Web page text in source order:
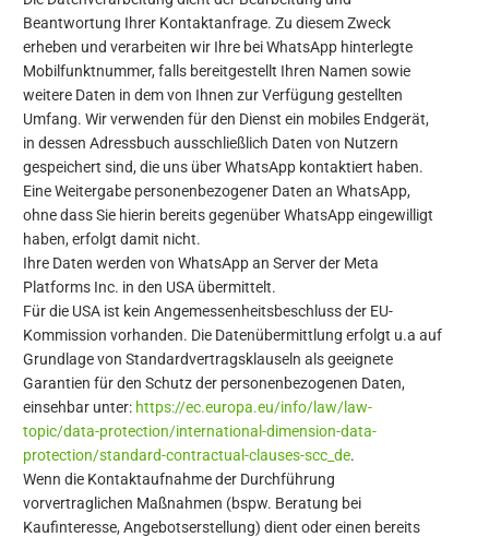
Beantwortung Ihrer Kontaktanfrage. Zu diesem Zweck
erheben und verarbeiten wir Ihre bei WhatsApp hinterlegte
Mobilfunktnummer, falls bereitgestellt Ihren Namen sowie
weitere Daten in dem von Ihnen zur Verfügung gestellten
Umfang. Wir verwenden für den Dienst ein mobiles Endgerät,
in dessen Adressbuch ausschließlich Daten von Nutzern
gespeichert sind, die uns über WhatsApp kontaktiert haben.
Eine Weitergabe personenbezogener Daten an WhatsApp,
ohne dass Sie hierin bereits gegenüber WhatsApp eingewilligt
haben, erfolgt damit nicht.
Ihre Daten werden von WhatsApp an Serverder Meta
Platforms Inc. in den USA übermittelt.
Für die USA ist kein Angemessenheitsbeschluss der EU-
Kommission vorhanden. Die Datenübermittlung erfolgt u.a auf
Grundlage von Standardvertragsklauseln als geeignete
Garantien für den Schutz der personenbezogenen Daten,
einsehbar unter: https://ec.europa.eu/info/law/law-
topic/data-protection/international-dimension-data-
protection/standard-contractual-clauses-scc_de.
Wenn die Kontaktaufnahme der Durchführung
vorvertraglichen Maßnahmen (bspw. Beratung bei
Kaufinteresse, Angebotserstellung) dient oder einen bereits